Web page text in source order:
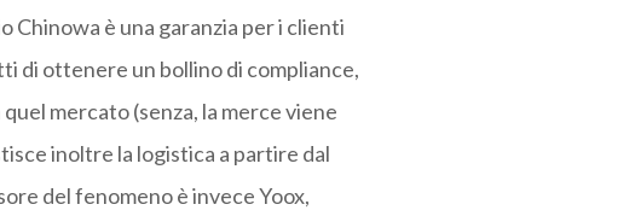
Chinowa è una garanzia per i clienti
di ottenere un bollino di compliance,
mercato (senza, la merce viene
inoltre la logistica a partire dal
del fenomeno è invece Yoox,